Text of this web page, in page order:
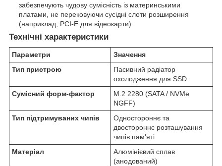
забезпечують чудову сумісність із материнськими
платами, не перековуючи сусідні слоти розширення
(наприклад, PCI-E для відеокарти).
Технічні характеристики
Параметри
Значення
Тип пристрою
Пасивний радіатор
охолодження для SSD
Сумісний форм-фактор
M.2 2280 (SATA / NVMe
NGFF)
Тип підтримуваних чипів
Одностороннє та
двостороннє розташування
чипів пам'яті
Матеріал
Алюмінієвий сплав
(анодований)